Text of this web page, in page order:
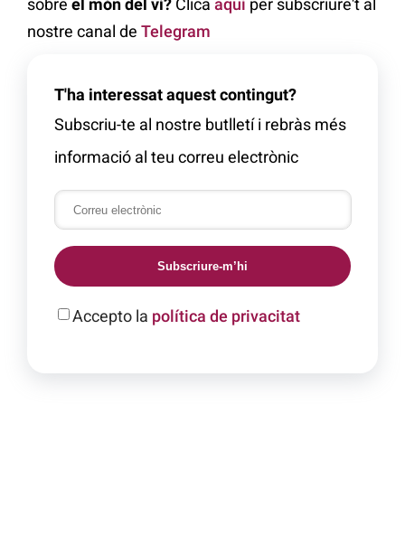
sobre el món del vi? Clica aquíper subscriure't al
nostre canal de Telegram
T'ha interessat aquest contingut?
Subscriu-te al nostre butlletí i rebràs més
informació al teu correu electrònic
Subscriure-m’hi
Accepto la política de privacitat